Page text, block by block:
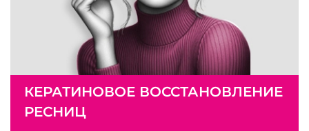
КЕРАТИНОВОЕ ВОССТАНОВЛЕНИЕ
РЕСНИЦ